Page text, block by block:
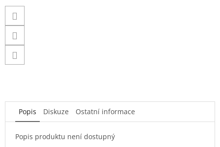
Popis Diskuze Ostatní informace
Popis produktu není dostupný